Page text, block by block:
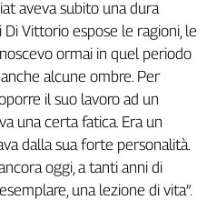
aveva subito una dura
Vittorio espose le ragioni, le
ormai in quel periodo
alcune ombre. Per
il suo lavoro ad un
una certa fatica. Era un
dalla sua forte personalità.
oggi, a tanti anni di
una lezione di vita”.